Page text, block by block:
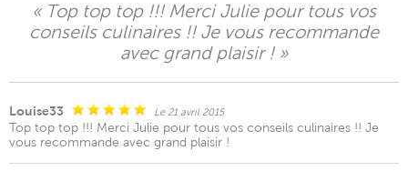
« Top top top !!! Merci Julie pour tous vos
conseils culinaires !! Je vous recommande
avec grand plaisir ! »
Louise33 Le 21 avril 2015
Top top top !!! Merci Julie pour tous vos conseils culinaires !! Je
vous recommande avec grand plaisir !